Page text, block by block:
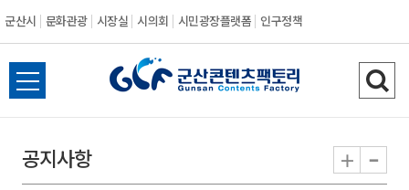
군산시 문화관광 시장실 시의회 시민광장플랫폼 인구정책
전
체
뉴
열
검
색
기
공지사항 + -